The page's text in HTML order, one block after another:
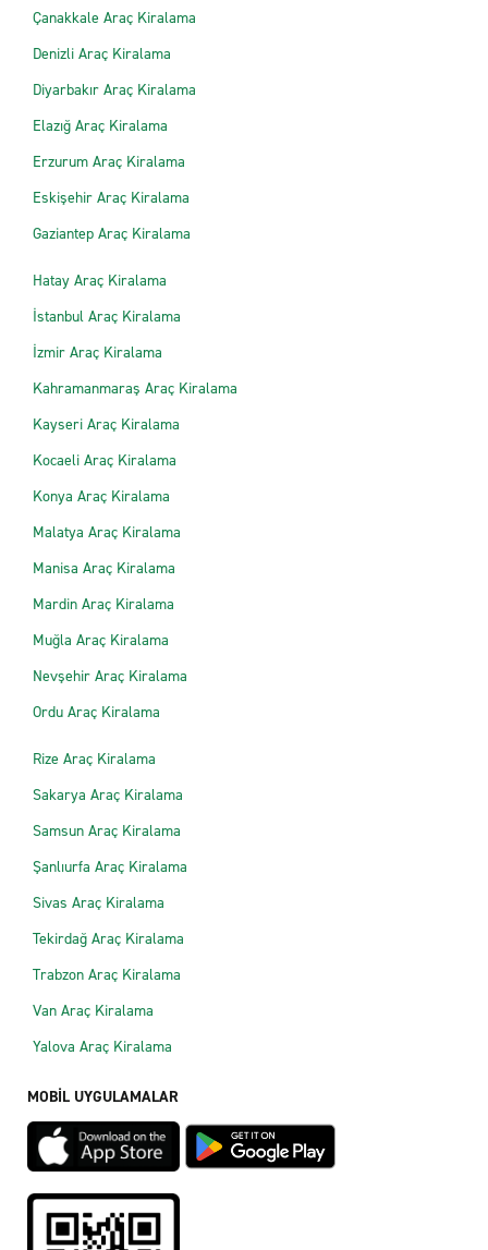
Çanakkale Araç Kiralama
Denizli Araç Kiralama
Diyarbakır Araç Kiralama
Elazığ Araç Kiralama
Erzurum Araç Kiralama
Eskişehir Araç Kiralama
Gaziantep Araç Kiralama
Hatay Araç Kiralama
İstanbul Araç Kiralama
İzmir Araç Kiralama
Kahramanmaraş Araç Kiralama
Kayseri Araç Kiralama
Kocaeli Araç Kiralama
Konya Araç Kiralama
Malatya Araç Kiralama
Manisa Araç Kiralama
Mardin Araç Kiralama
Muğla Araç Kiralama
Nevşehir Araç Kiralama
Ordu Araç Kiralama
Rize Araç Kiralama
Sakarya Araç Kiralama
Samsun Araç Kiralama
Şanlıurfa Araç Kiralama
Sivas Araç Kiralama
Tekirdağ Araç Kiralama
Trabzon Araç Kiralama
Van Araç Kiralama
Yalova Araç Kiralama
MOBİL UYGULAMALAR